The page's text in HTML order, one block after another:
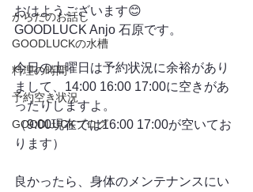
からだのお話し
GOODLUCKの水槽
料理の時間
予約空き状況
GOODLUCKブログ
おはようございます😊
GOODLUCK Anjo 石原です。
今日の土曜日は予約状況に余裕があり
まして、14:00 16:00 17:00に空きがあ
ったりしますよ。
（9:00現在では16:00 17:00が空いてお
ります）
良かったら、身体のメンテナンスにい